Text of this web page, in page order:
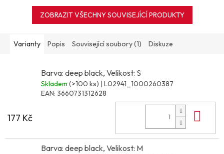
ZOBRAZIT VŠECHNY SOUVISEJÍCÍ PRODUKTY
Varianty Popis Související soubory (1) Diskuze
Barva: deep black, Velikost: S
Skladem (>100 ks) | L02941_1000260387
EAN: 3660731312628
177 Kč
Barva: deep black, Velikost: M